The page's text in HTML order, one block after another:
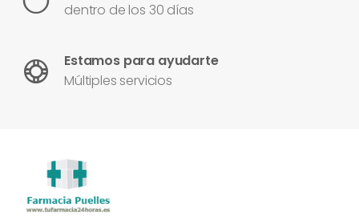
dentro de los 30 días
Estamos para ayudarte
Múltiples servicios